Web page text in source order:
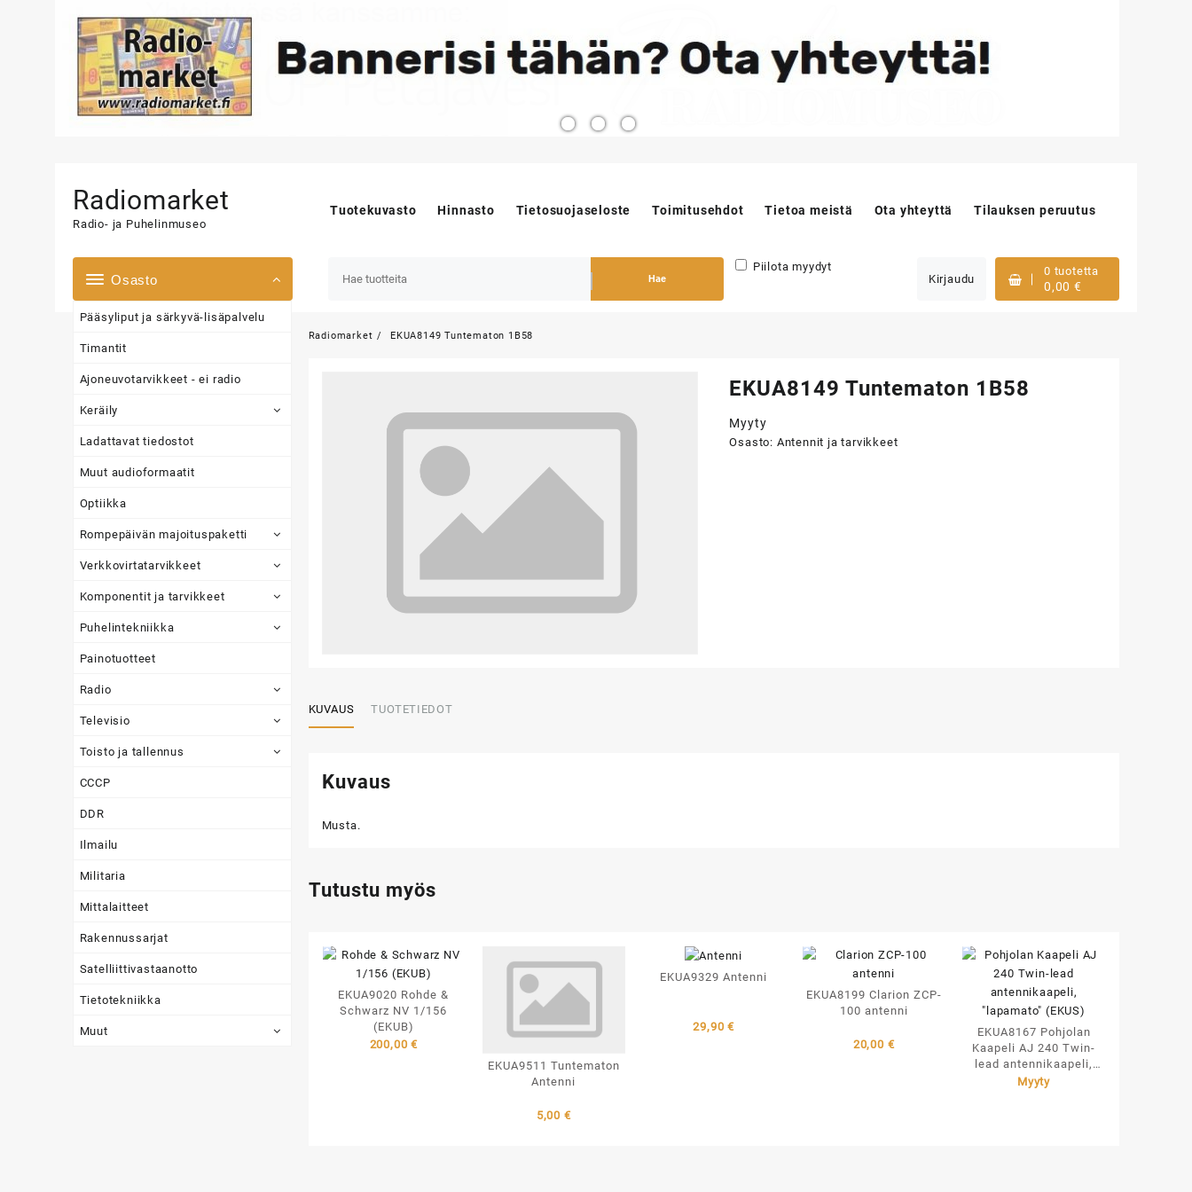
content
Radiomarket
Radio- ja Puhelinmuseo
Tuotekuvasto Hinnasto Tietosuojaseloste Toimitusehdot Tietoa meistä Ota yhteyttä Tilauksen peruutus
Osasto
Pääsyliput ja särkyvä-lisäpalvelu
Timantit
Ajoneuvotarvikkeet - ei radio
Keräily
Ladattavat tiedostot
Muut audioformaatit
Optiikka
Rompepäivän majoituspaketti
Verkkovirtatarvikkeet
Komponentit ja tarvikkeet
Puhelintekniikka
Painotuotteet
Radio
Televisio
Toisto ja tallennus
CCCP
DDR
Ilmailu
Militaria
Mittalaitteet
Rakennussarjat
Satelliittivastaanotto
Tietotekniikka
Muut
Hae
Piilota myydyt
Kirjaudu
0 tuotetta
0,00 €
Radiomarket EKUA8149 Tuntematon 1B58
EKUA8149 Tuntematon 1B58
Myyty
Osasto: Antennit ja tarvikkeet
KUVAUS TUOTETIEDOT
Kuvaus
Musta.
Tutustu myös
EKUA9020 Rohde &
Schwarz NV 1/156
(EKUB)
200,00€
EKUA9511 Tuntematon
Antenni
5,00 €
EKUA9329 Antenni
29,90€
EKUA8199 Clarion ZCP-
100 antenni
20,00 €
EKUA8167 Pohjolan
Kaapeli AJ 240 Twin-
lead antennikaapeli,
“lapamato” (EKUS)
Myyty